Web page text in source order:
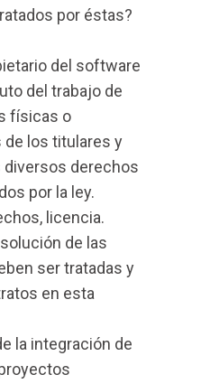
por éstas?
del software
del trabajo de
físicas o
de los titulares y
derechos
por la ley.
licencia.
de las
ser tratadas y
en esta
la integración de